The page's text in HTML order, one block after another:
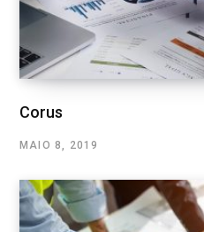
Corus
MAIO 8, 2019